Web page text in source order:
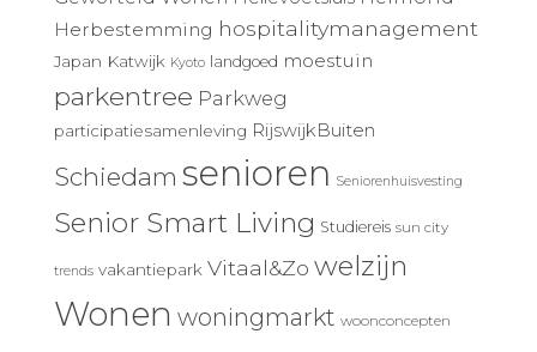
Herbestemming hospitalitymanagement
Japan Katwijk Kyoto landgoed moestuin
parkentree Parkweg
participatiesamenleving RijswijkBuiten
Schiedam senioren Seniorenhuisvesting
Senior Smart Living Studiereis sun city
trends vakantiepark Vitaal&Zo welzijn
Wonen woningmarkt woonconcepten